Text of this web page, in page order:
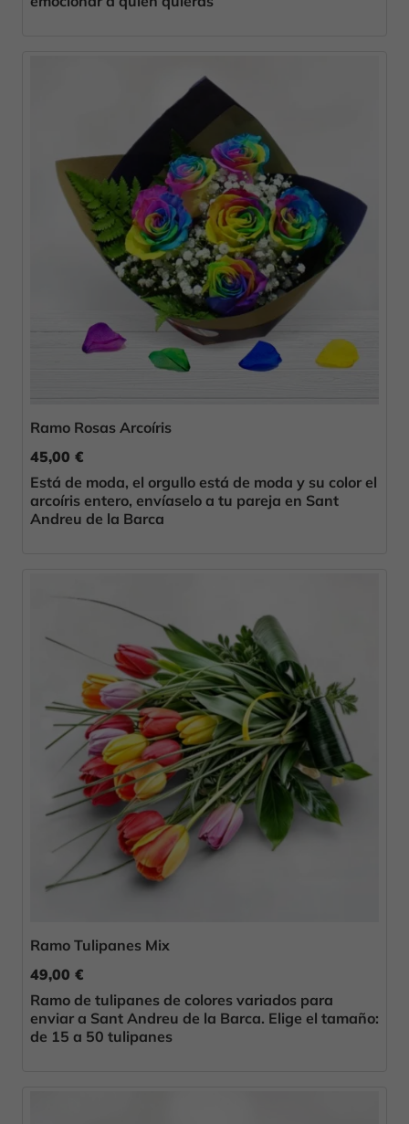
Ramo Rosas Arcoíris
45,00 €
Está de moda, el orgullo está de moda y su color el
arcoíris entero, envíaselo a tu pareja en Sant
Andreu de la Barca
Ramo Tulipanes Mix
49,00 €
Ramo de tulipanes de colores variados para
enviar a Sant Andreu de la Barca. Elige el tamaño:
de 15 a 50 tulipanes